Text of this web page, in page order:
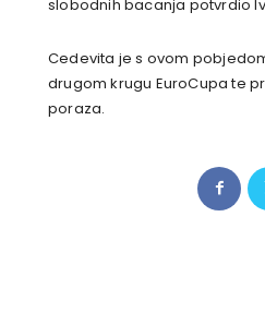
slobodnih bacanja potvrdio
Cedevita je s ovom
drugom krugu EuroCupa te
poraza.